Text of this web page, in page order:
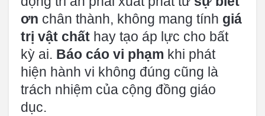
ơn chân thành, không mang tính giá
trị vật chất hay tạo áp lực cho bất
kỳ ai. Báo cáo vi phạm khi phát
hiện hành vi không đúng cũng là
trách nhiệm của cộng đồng giáo
dục.